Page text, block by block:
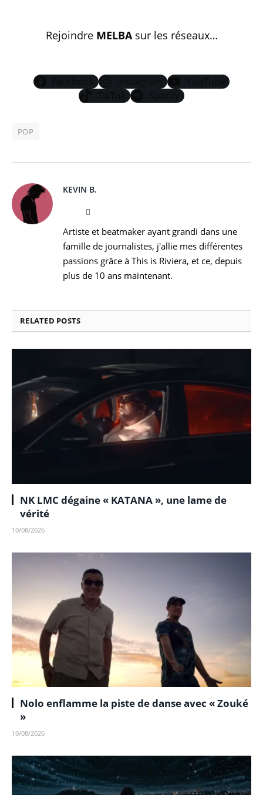
Rejoindre MELBAsur les réseaux…
POP
KEVIN B.
Website
Artiste et beatmaker ayant grandi dans une
famille de journalistes, j'allie mes différentes
passions grâce à This is Riviera, et ce, depuis
plus de 10 ans maintenant.
RELATED POSTS
NK LMC dégaine « KATANA », une lame de
vérité
10/08/2026
Nolo enflamme la piste de danse avec « Zouké
»
10/08/2026